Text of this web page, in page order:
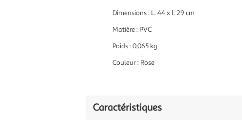
Dimensions : L. 44 x l. 29 cm
Matière : PVC
Poids : 0,065 kg
Couleur : Rose
Caractéristiques